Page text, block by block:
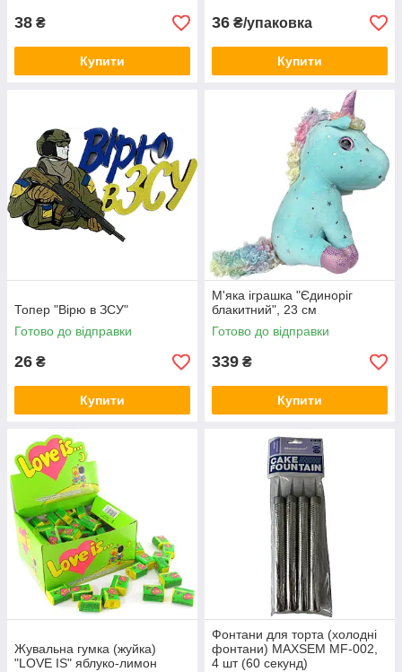
38 ₴
Купити
36 ₴/упаковка
Купити
Топер "Вірю в ЗСУ"
Готово до відправки
26 ₴
Купити
М'яка іграшка "Єдиноріг
блакитний", 23 см
Готово до відправки
339 ₴
Купити
Жувальна гумка (жуйка)
"LOVE IS" яблуко-лимон
Фонтани для торта (холодні
фонтани) MAXSEM MF-002,
4 шт (60 секунд)